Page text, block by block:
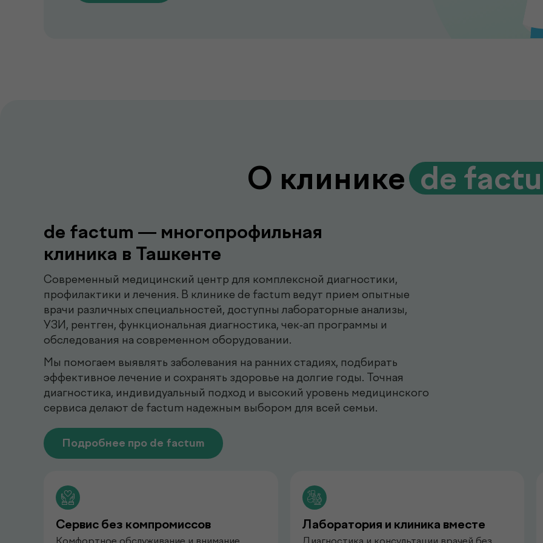
О клинике.de
de factum — многопрофильная
клиника в Ташкенте
Современный медицинский центр для комплексной диагностики,
профилактики и лечения. В клинике de factum ведут прием опытные
врачи различных специальностей, доступны лабораторные анализы,
УЗИ, рентген, функциональная диагностика, чек-ап программы и
обследования на современном оборудовании.
Мы помогаем выявлять заболевания на ранних стадиях, подбирать
эффективное лечение и сохранять здоровье на долгие годы. Точная
диагностика, индивидуальный подход и высокий уровень медицинского
сервиса делают de factum надежным выбором для всей семьи.
Подробнее про de factum
Сервис без компромиссов Лаборатория и клиника вместе